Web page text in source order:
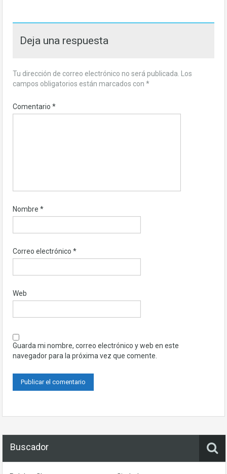
Deja una respuesta
Tu dirección de correo electrónico no será publicada.
Los
campos obligatorios están marcados con *
Comentario *
Nombre *
Correo electrónico *
Web
Guarda mi nombre, correo electrónico y web en este
navegador para la próxima vez que comente.
Buscador